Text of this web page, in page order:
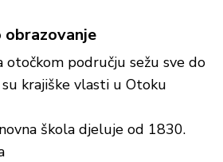
otočkom području sežu sve do
krajiške vlasti u Otoku
škola djeluje od 1830.